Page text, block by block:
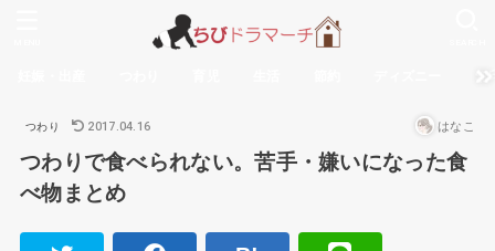
無
つわり 2017.04.16 はなこ
つわりで食べられない。苦手・嫌いになった食
べ物まとめ